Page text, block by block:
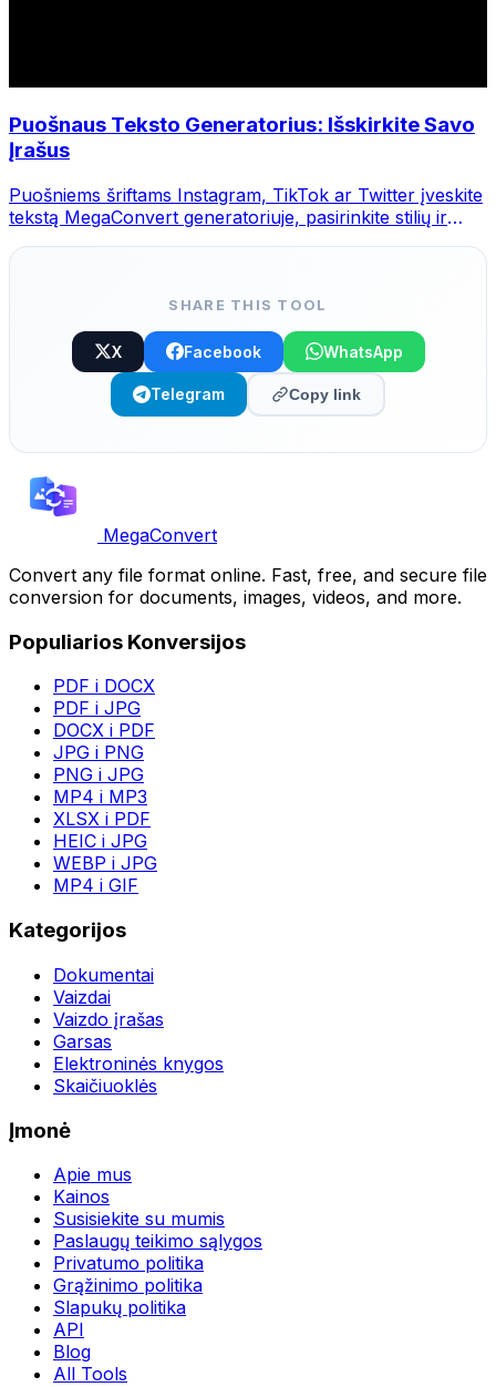
Puošnaus Teksto Generatorius: Išskirkite Savo
Įrašus
Puošniems šriftams Instagram, TikTok ar Twitter įveskite
tekstą MegaConvert generatoriuje, pasirinkite stilių ir
SHARE THIS TOOL
X Facebook WhatsApp
Telegram Copy link
MegaConvert
Convert any file format online. Fast, free, and secure file
conversion for documents, images, videos, and more.
Populiarios Konversijos
PDF i DOCX
PDF i JPG
DOCX i PDF
JPG i PNG
PNG i JPG
MP4 i MP3
XLSX i PDF
HEIC i JPG
WEBP i JPG
MP4 i GIF
Kategorijos
Dokumentai
Vaizdai
Vaizdo įrašas
Garsas
Elektroninės knygos
Skaičiuoklės
Įmonė
Apie mus
Kainos
Susisiekite su mumis
Paslaugų teikimo sąlygos
Privatumo politika
Grąžinimo politika
Slapukų politika
API
Blog
All Tools